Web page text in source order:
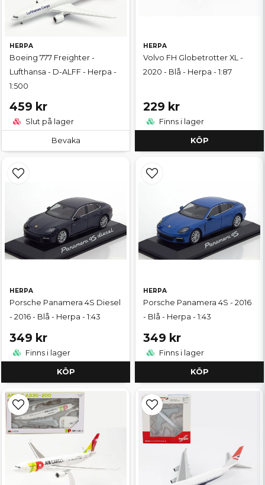
HERPA
Boeing 777 Freighter -
Lufthansa - D-ALFF - Herpa -
1:500
459 kr
Slut på lager
Bevaka
HERPA
Volvo FH Globetrotter XL -
2020 - Blå - Herpa - 1:87
229 kr
Finns i lager
KÖP
HERPA
Porsche Panamera 4S Diesel
- 2016 - Blå - Herpa - 1:43
349 kr
Finns i lager
KÖP
HERPA
Porsche Panamera 4S - 2016
- Blå - Herpa - 1:43
349 kr
Finns i lager
KÖP